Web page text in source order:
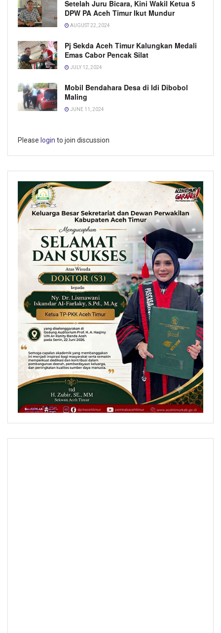
Setelah Juru Bicara, Kini Wakil Ketua 5
DPW PA Aceh Timur Ikut Mundur
AUGUST 22, 2024
Pj Sekda Aceh Timur Kalungkan Medali
Emas Cabor Pencak Silat
JULY 12, 2024
Mobil Bendahara Desa di Idi Dibobol
Maling
JUNE 11, 2024
Please login to join discussion